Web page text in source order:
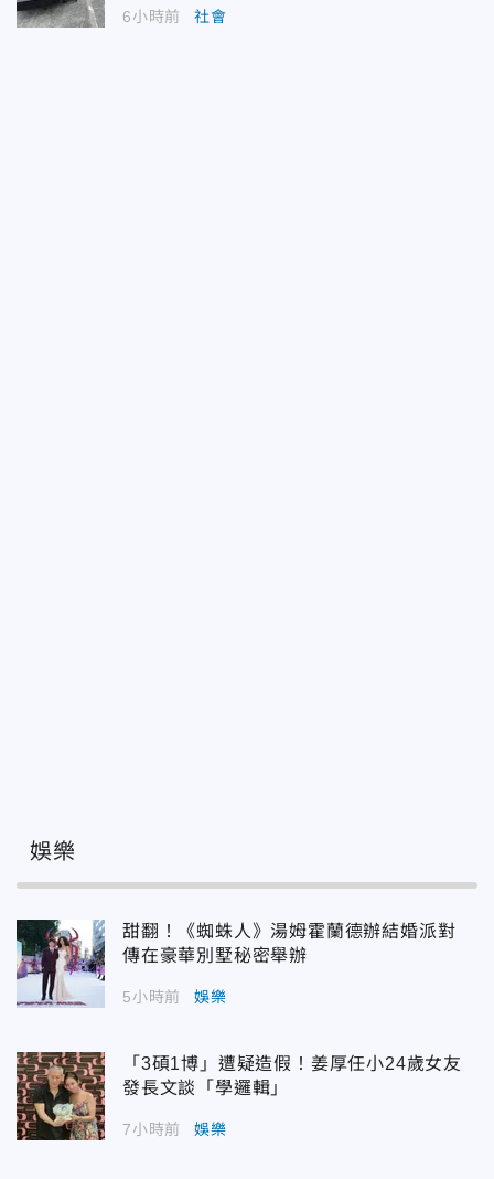
6小時前 社會
娛樂
甜翻！《蜘蛛人》湯姆霍蘭德辦結婚派對
傳在豪華別墅秘密舉辦
5小時前 娛樂
「3碩1博」遭疑造假！姜厚任小24歲女友
發長文談「學邏輯」
7小時前 娛樂